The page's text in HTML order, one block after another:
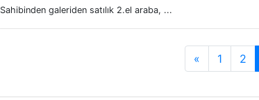
Sahibinden galeriden satılık 2.el araba, ...
« 1 2